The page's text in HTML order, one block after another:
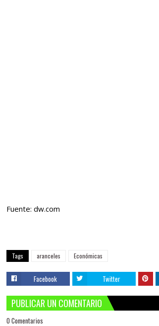
Fuente: dw.com
Tags aranceles Económicas
Facebook Twitter
PUBLICAR UN COMENTARIO
0 Comentarios